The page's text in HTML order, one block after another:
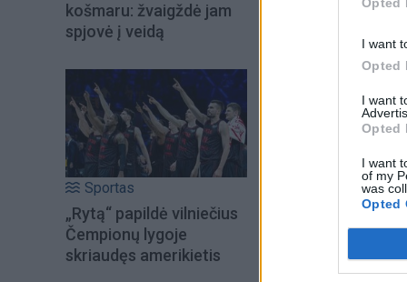
I want
Opted
I want
Opted
I want
of my
was
Opted
košmaru: žvaigždė jam
spjovė į veidą
Sportas
„Rytą“ papildė vilniečius
Čempionų lygoje
skriaudęs amerikietis
Būdamas
kaimo sodyboje
Sausio mėnesį
manantiems.